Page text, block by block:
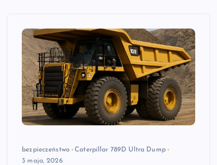
bezpieczeństwo
Caterpillar 789D Ultra Dump
3 maja, 2026